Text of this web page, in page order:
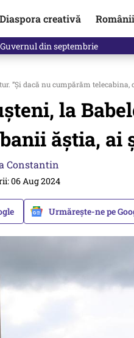
Diaspora creativă
din septembrie
”Și dacă nu cumpărăm
la
ăștia, ai
Constantin
06 Aug 2024
Urmărește-ne pe